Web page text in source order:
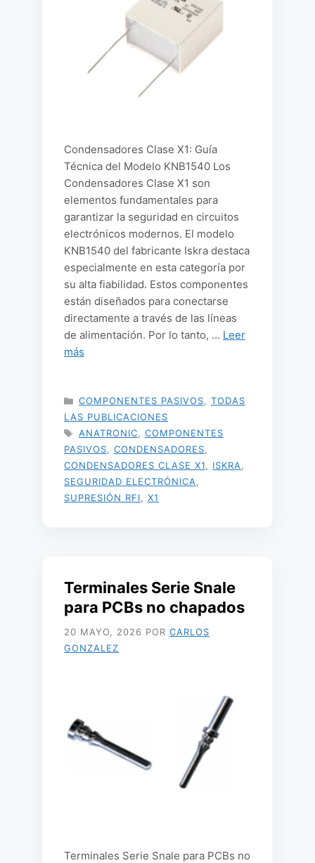
Condensadores Clase X1: Guía
Técnica del Modelo KNB1540 Los
Condensadores Clase X1 son
elementos fundamentales para
garantizar la seguridad en circuitos
electrónicos modernos. El modelo
KNB1540 del fabricante Iskra destaca
especialmente en esta categoría por
su alta fiabilidad. Estos componentes
están diseñados para conectarse
directamente a través de las líneas
de alimentación. Por lo tanto, … Leer
más
CATEGORÍAS
COMPONENTES PASIVOS
TODAS
LAS PUBLICACIONES
ETIQUETAS
ANATRONIC
COMPONENTES
PASIVOS
CONDENSADORES
CONDENSADORES CLASE X1
ISKRA
SEGURIDAD ELECTRÓNICA
SUPRESIÓN RFI
X1
Terminales Serie Snale
para PCBs no chapados
20 MAYO, 2026 POR CARLOS
GONZALEZ
Terminales Serie Snale para PCBs no